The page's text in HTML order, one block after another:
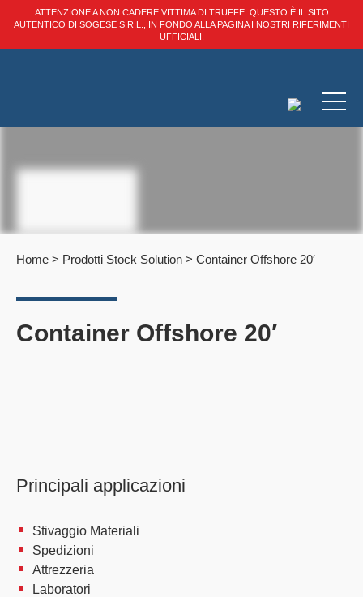
ATTENZIONE A NON CADERE VITTIMA DI TRUFFE: QUESTO È IL SITO
AUTENTICO DI SOGESE S.R.L., IN FONDO ALLA PAGINA I NOSTRI RIFERIMENTI
UFFICIALI.
Home > Prodotti Stock Solution > Container Offshore 20′
Container Offshore 20′
Principali applicazioni
Stivaggio Materiali
Spedizioni
Attrezzeria
Laboratori